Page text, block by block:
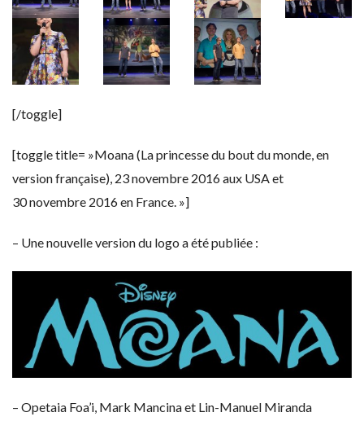
[/toggle]
[toggle title= »Moana (La princesse du bout du monde, en
version française), 23 novembre 2016 aux USA et
30 novembre 2016 en France. »]
– Une nouvelle version du logo a été publiée :
– Opetaia Foa’i, Mark Mancina et Lin-Manuel Miranda